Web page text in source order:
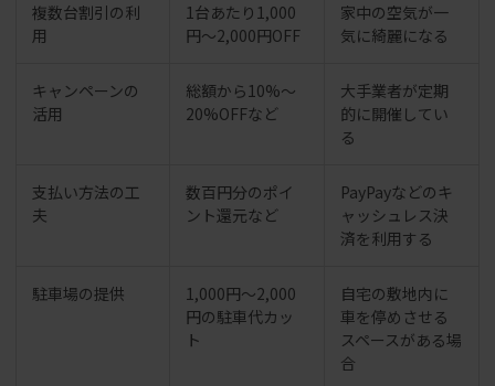
複数台割引の利
用
1台あたり1,000
円〜2,000円OFF
家中の空気が一
気に綺麗になる
キャンペーンの
活用
総額から10%〜
20%OFFなど
大手業者が定期
的に開催してい
る
支払い方法の工
夫
数百円分のポイ
ント還元など
PayPayなどのキ
ャッシュレス決
済を利用する
駐車場の提供
1,000円〜2,000
円の駐車代カッ
ト
自宅の敷地内に
車を停めさせる
スペースがある場
合